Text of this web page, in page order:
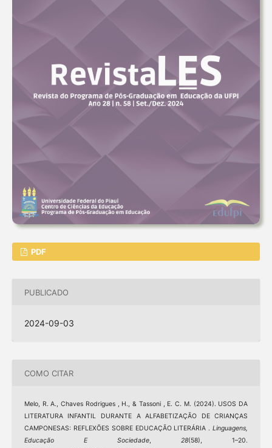
PDF
PUBLICADO
2024-09-03
COMO CITAR
Melo, R. A., Chaves Rodrigues , H., & Tassoni , E. C. M. (2024). USOS DA
LITERATURA INFANTIL DURANTE A ALFABETIZAÇÃO DE CRIANÇAS
CAMPONESAS: REFLEXÕES SOBRE EDUCAÇÃO LITERÁRIA .Linguagens,
Educação E Sociedade,28(58), 1–20.